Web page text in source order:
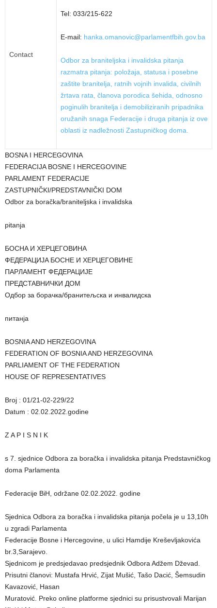
Contact
Tel: 033/215-622
E-mail: hanka.omanovic@parlamentfbih.gov.ba
Odbor za braniteljska i invalidska pitanja
razmatra pitanja: položaja, statusa i posebne
zaštite branitelja, ratnih vojnih invalida, civilnih
žrtava rata, članova porodica šehida, odnosno
poginulih branitelja i demobiliziranih pripadnika
oružanih snaga Federacije i druga pitanja iz ove
oblasti iz nadležnosti Zastupničkog doma.
BOSNA I HERCEGOVINA
FEDERACIJA BOSNE I HERCEGOVINE
PARLAMENT FEDERACIJE
ZASTUPNIČKI/PREDSTAVNIČKI DOM
Odbor za boračka/braniteljska i invalidska
pitanja
ƂOCHA И XEPЦEГOBИHA
ФEДEPAЦИJA ƂOCHE И XEPЦEГOBИHE
ПAPЛAMEHT ФEДEPAЦИJE
ПРEДСTAВНИЧКИ ДOM
Одбор за борачка/бранитељска и инвалидска
питанја
BOSNIA AND HERZEGOVINA
FEDERATION OF BOSNIA AND HERZEGOVINA
PARLIAMENT OF THE FEDERATION
HOUSE OF REPRESENTATIVES
Broj : 01/21-02-229/22
Datum : 02.02.2022.godine
Z A P I S N I K
s 7. sjednice Odbora za boračka i invalidska pitanja Predstavničkog
doma Parlamenta
Federacije BiH, održane 02.02.2022. godine
Sjednica Odbora za boračka i invalidska pitanja počela je u 13,10h
u zgradi Parlamenta
Federacije Bosne i Hercegovine, u ulici Hamdije Kreševljakovića
br.3,Sarajevo.
Sjednicom je predsjedavao predsjednik Odbora Adžem Dževad.
Prisutni članovi: Mustafa Hrvić, Zijat Mušić, Tašo Dacić, Šemsudin
Kavazović, Hasan
Muratović. Preko online platforme sjednici su prisustvovali Marijan